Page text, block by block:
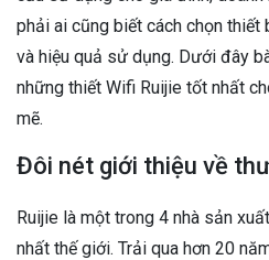
phải ai cũng biết cách chọn
và hiệu quả sử dụng. Dưới đây
những thiết Wifi Ruijie tốt nhất
mẽ.
Đôi nét giới thiệu về
Ruijie là một trong 4 nhà sản
nhất thế giới. Trải qua hơn 20